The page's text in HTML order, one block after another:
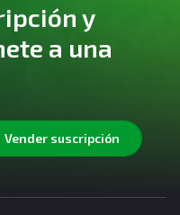
y
a una
Vender suscripción